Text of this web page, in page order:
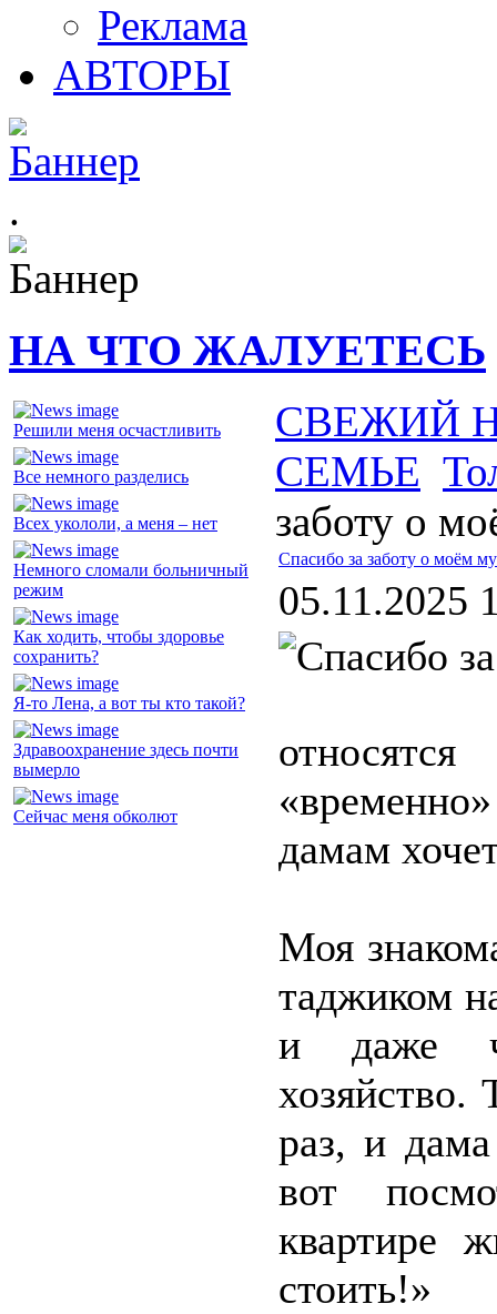
Реклама
АВТОРЫ
.
НА ЧТО ЖАЛУЕТЕСЬ
Решили меня осчастливить
Все немного разделись
Всех укололи, а меня – нет
Немного сломали больничный
режим
Как ходить, чтобы здоровье
сохранить?
Я-то Лена, а вот ты кто такой?
Здравоохранение здесь почти
вымерло
Сейчас меня обколют
СВЕЖИЙ
СЕМЬЕ
заботу о
Спасибо за заботу о моём
05.11.2025
дамам
Моя
таджиком
и даже
хозяйство.
раз, и
вот
квартире
стоить!»